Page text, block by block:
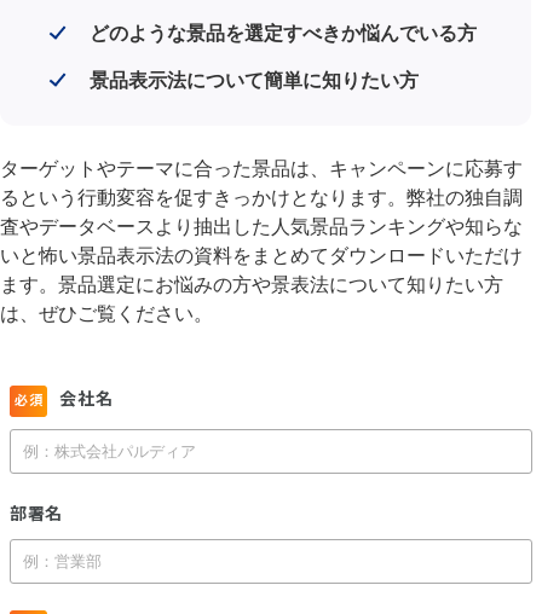
どのような景品を選定すべきか悩んでいる方
景品表示法について簡単に知りたい方
ターゲットやテーマに合った景品は、キャンペーンに応募す
るという行動変容を促すきっかけとなります。弊社の独自調
査やデータベースより抽出した人気景品ランキングや知らな
いと怖い景品表示法の資料をまとめてダウンロードいただけ
ます。景品選定にお悩みの方や景表法について知りたい方
は、ぜひご覧ください。